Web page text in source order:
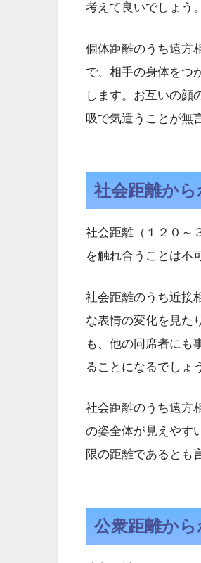
考えて良いでしょう。
個体距離のうち遠方
で、相手の身体をつ
します。お互いの顔
吸で気遣うことが無
社会距離か
社会距離（１２０～
を触れ合うことは不
社会距離のうち近接
な表情の変化を見た
も、他の同席者にも
ることになるでしょ
社会距離のうち遠方
の姿全体が見えやす
限の距離であるとも
公衆距離か